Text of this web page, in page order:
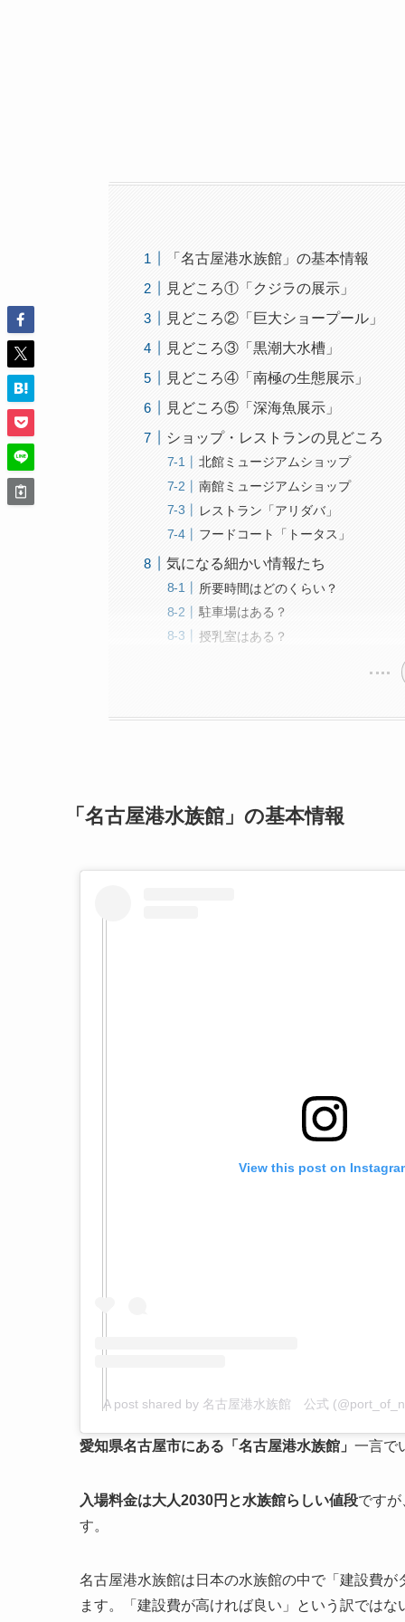
「名古屋港水族館」の基本情報
見どころ①「クジラの展示」
見どころ②「巨大ショープール」
見どころ③「黒潮大水槽」
見どころ④「南極の生態展示」
見どころ⑤「深海魚展示」
ショップ・レストランの見どころ
北館ミュージアムショップ
南館ミュージアムショップ
レストラン「アリダバ」
フードコート「トータス」
気になる細かい情報たち
所要時間はどのくらい？
駐車場はある？
授乳室はある？
「名古屋港水族館」の基本情報
View this post on
A post shared by 名古屋港水族館 公式
愛知県名古屋市にある「名古屋港水族館」 一言で
入場料金は大人2030円と水族館らしい値段です
す。
名古屋港水族館は日本の水族館の中で「建設費
ます。「建設費が高ければ良い」という訳では